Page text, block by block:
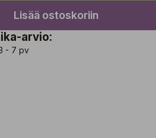
Lisää ostoskoriin
arvio:
- 7 pv